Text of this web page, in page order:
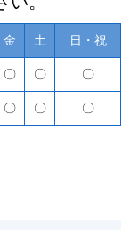
金 土 日・祝
〇 〇 〇
〇 〇 〇